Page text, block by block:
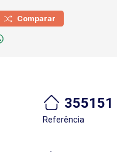
Comparar
355151
Referência